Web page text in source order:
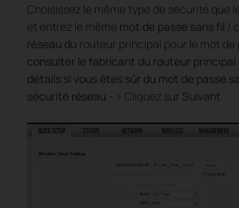
Choisissez le même type de sécurité que
et entrez le même mot de passe sans fil /
réseau du routeur principal pour le mot de
consulter le fabricant du routeur principal
détails si vous êtes sûr du mot de passe
sécurité réseau - > Cliquez sur Suivant .